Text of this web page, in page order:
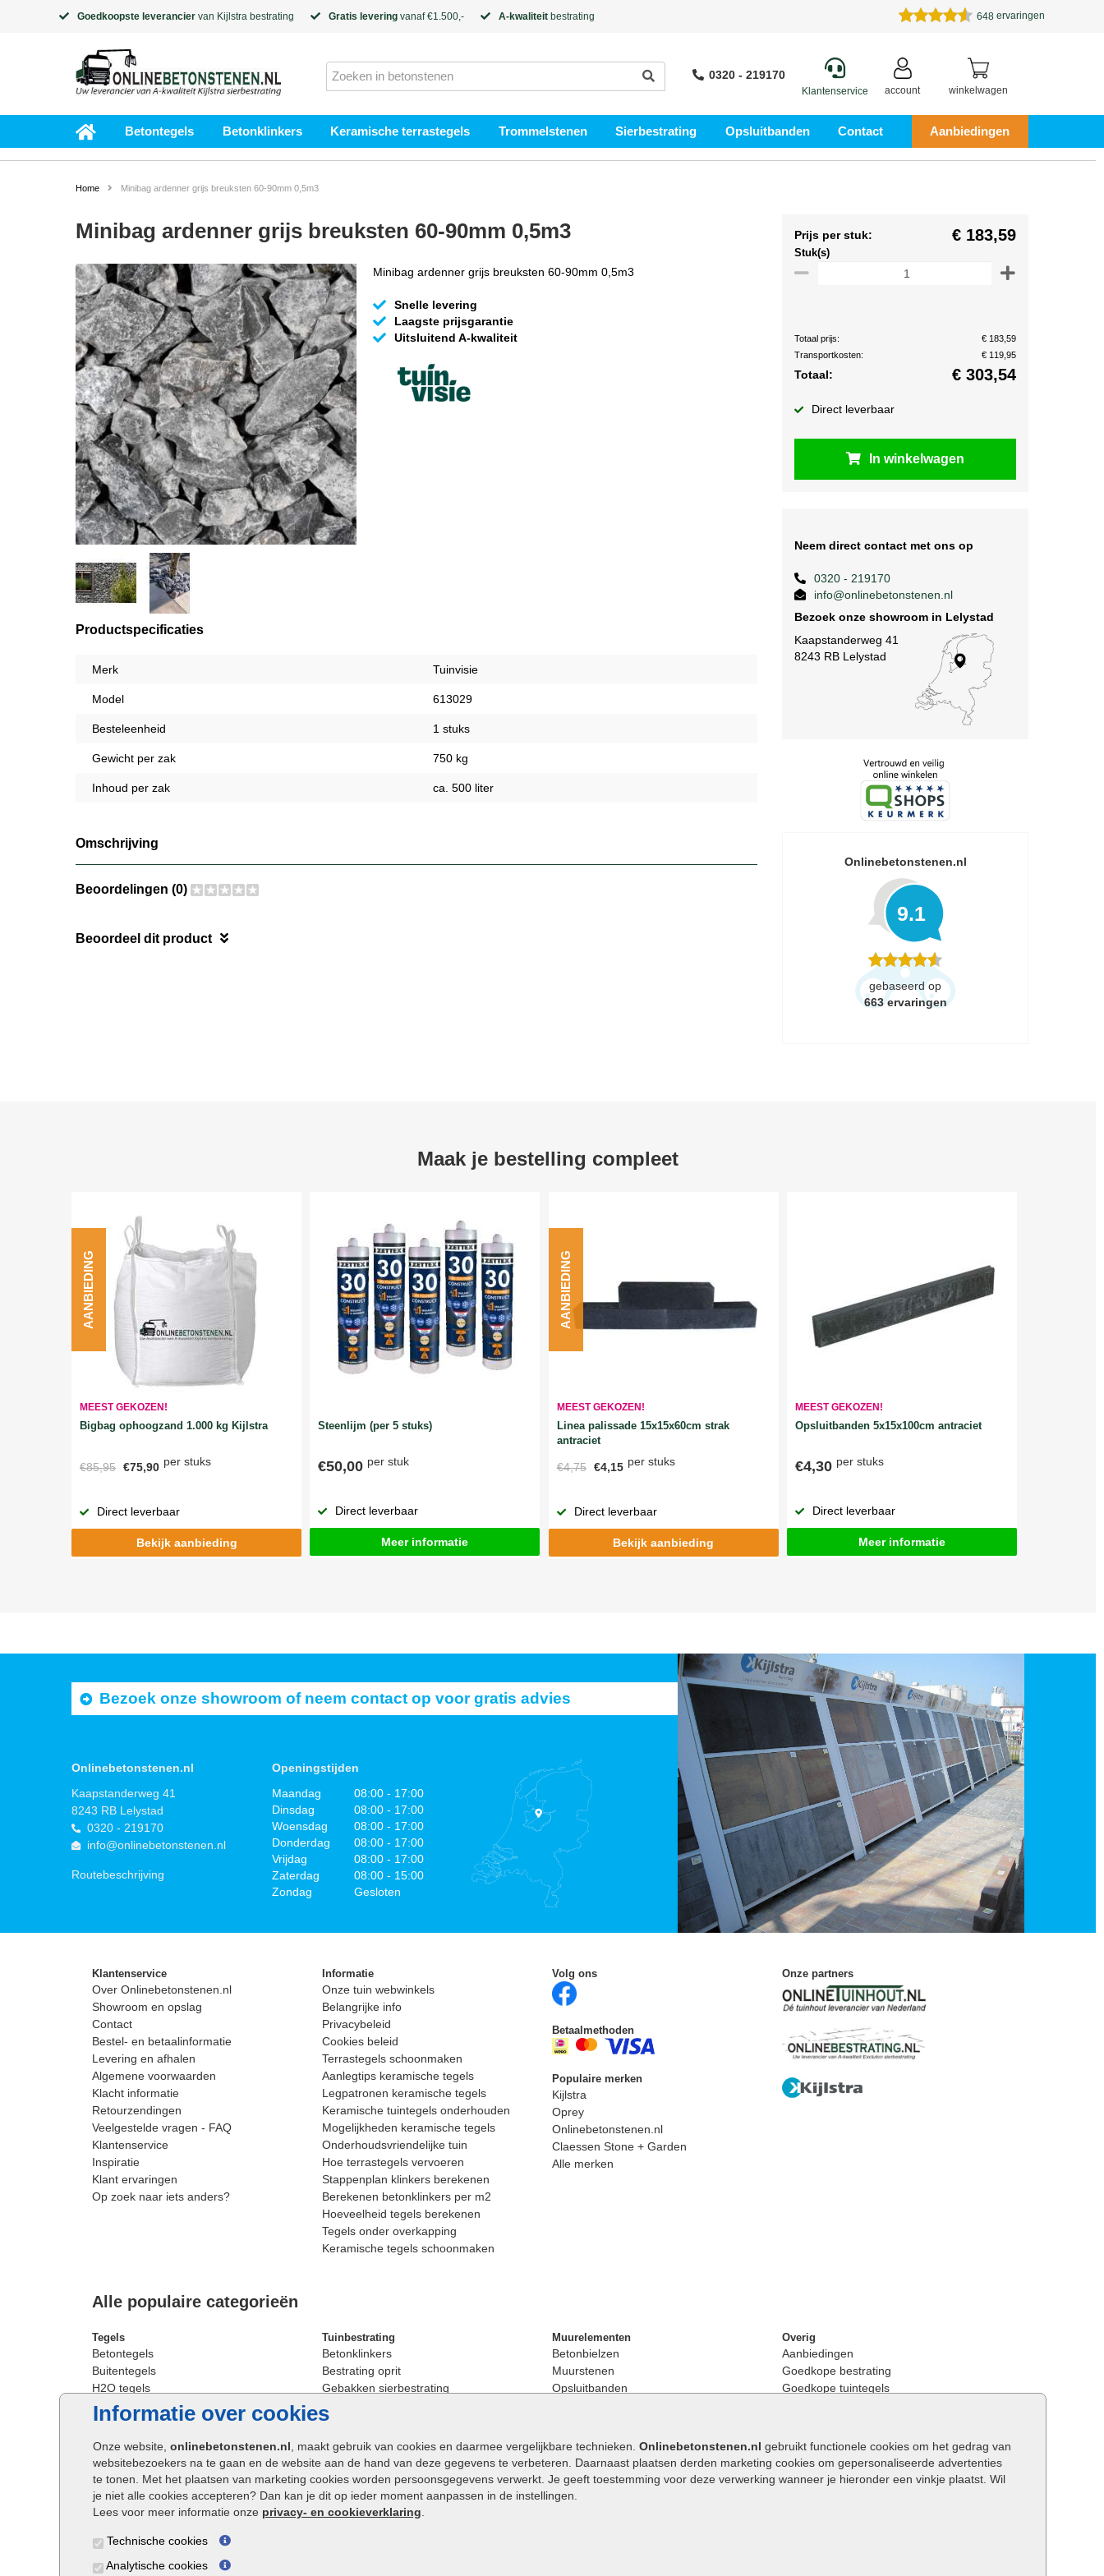
Goedkoopste leverancier van Kijlstra bestrating Gratis levering vanaf €1.500,- A-kwaliteit bestrating 648 ervaringen
0320 - 219170
Klantenservice account winkelwagen
Betontegels Betonklinkers Keramische terrastegels Trommelstenen Sierbestrating Opsluitbanden Contact Aanbiedingen
Informatie over cookies
Onze website, onlinebetonstenen.nl , maakt gebruik van cookies en daarmee vergelijkbare technieken. Onlinebetonstenen.nl gebruikt functionele cookies om het gedrag van
websitebezoekers na te gaan en de website aan de hand van deze gegevens te verbeteren. Daarnaast plaatsen derden marketing cookies om gepersonaliseerde advertenties
te tonen. Met het plaatsen van marketing cookies worden persoonsgegevens verwerkt. Je geeft toestemming voor deze verwerking wanneer je hieronder een vinkje plaatst. Wil
je niet alle cookies accepteren? Dan kan je dit op ieder moment aanpassen in de instellingen.
Lees voor meer informatie onze privacy- en cookieverklaring
Technische cookies
Analytische cookies
Home Minibag ardenner grijs breuksten 60-90mm 0,5m3
Minibag ardenner grijs breuksten 60-90mm 0,5m3
Minibag ardenner grijs breuksten 60-90mm 0,5m3
Snelle levering
Laagste prijsgarantie
Uitsluitend A-kwaliteit
Productspecificaties
Merk Tuinvisie
Model 613029
Besteleenheid 1 stuks
Gewicht per zak 750 kg
Inhoud per zak ca. 500 liter
Omschrijving
Beoordelingen (0)
Beoordeel dit product
Prijs per stuk: € 183,59
Stuk(s)
Totaal prijs:
€ 183,59
Transportkosten:
€ 119,95
Totaal: € 303,54
Direct leverbaar
In winkelwagen
Neem direct contact met ons op
0320 - 219170
info@onlinebetonstenen.nl
Bezoek onze showroom in Lelystad
Kaapstanderweg 41
8243 RB Lelystad
Onlinebetonstenen.nl
9.1
gebaseerd op
663 ervaringen
Maak je bestelling compleet
MEEST GEKOZEN!
Bigbag ophoogzand 1.000 kg Kijlstra
€85,95 €75,90 per stuks
AANBIEDING
Direct leverbaar
Bekijk aanbieding
Steenlijm (per 5 stuks)
€50,00 per stuk
Direct leverbaar
Meer informatie
MEEST GEKOZEN!
Linea palissade 15x15x60cm strak
antraciet
€4,75 €4,15 per stuks
AANBIEDING
Direct leverbaar
Bekijk aanbieding
MEEST GEKOZEN!
Opsluitbanden 5x15x100cm antraciet
€4,30 per stuks
Direct leverbaar
Meer informatie
Bezoek onze showroom of neem contact op voor gratis advies
Onlinebetonstenen.nl
Kaapstanderweg 41
8243 RB Lelystad
0320 - 219170
info@onlinebetonstenen.nl
Routebeschrijving
Openingstijden
Maandag
08:00 - 17:00
Dinsdag
08:00 - 17:00
Woensdag
08:00 - 17:00
Donderdag
08:00 - 17:00
Vrijdag
08:00 - 17:00
Zaterdag
08:00 - 15:00
Zondag
Gesloten
Klantenservice
Over Onlinebetonstenen.nl
Showroom en opslag
Contact
Bestel- en betaalinformatie
Levering en afhalen
Algemene voorwaarden
Klacht informatie
Retourzendingen
Veelgestelde vragen - FAQ
Klantenservice
Inspiratie
Klant ervaringen
Op zoek naar iets anders?
Informatie
Onze tuin webwinkels
Belangrijke info
Privacybeleid
Cookies beleid
Terrastegels schoonmaken
Aanlegtips keramische tegels
Legpatronen keramische tegels
Keramische tuintegels onderhouden
Mogelijkheden keramische tegels
Onderhoudsvriendelijke tuin
Hoe terrastegels vervoeren
Stappenplan klinkers berekenen
Berekenen betonklinkers per m2
Hoeveelheid tegels berekenen
Tegels onder overkapping
Keramische tegels schoonmaken
Volg ons
Betaalmethoden
Populaire merken
Kijlstra
Oprey
Onlinebetonstenen.nl
Claessen Stone + Garden
Alle merken
Onze partners
Alle populaire categorieën
Tegels
Betontegels
Buitentegels
H2O tegels
Keramische terrastegels
Oprit tegels
Patio tegels
Siertegels
Stoeptegels
Straattegels
Terrastegels
Buitentegels
Grote terrastegels
Tuinbestrating
Betonklinkers
Bestrating oprit
Gebakken sierbestrating
Strakke bestrating
Straatstenen
Straatklinkers
Trommelstenen
Tuinstenen
Waalformaat
Muurelementen
Betonbielzen
Muurstenen
Opsluitbanden
Betonblokken
Stapelstenen
Overig
Aanbiedingen
Goedkope bestrating
Goedkope tuintegels
Opsluitbanden plaatsen
Keerwanden
Traptreden tuin